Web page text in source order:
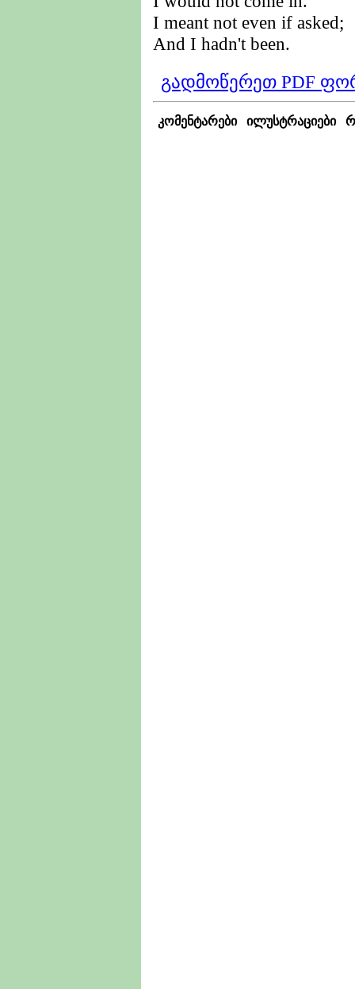
I meant not even if asked;
And I hadn't been.
გადმოწერეთ PDF
კომენტარები ილუსტრაციები